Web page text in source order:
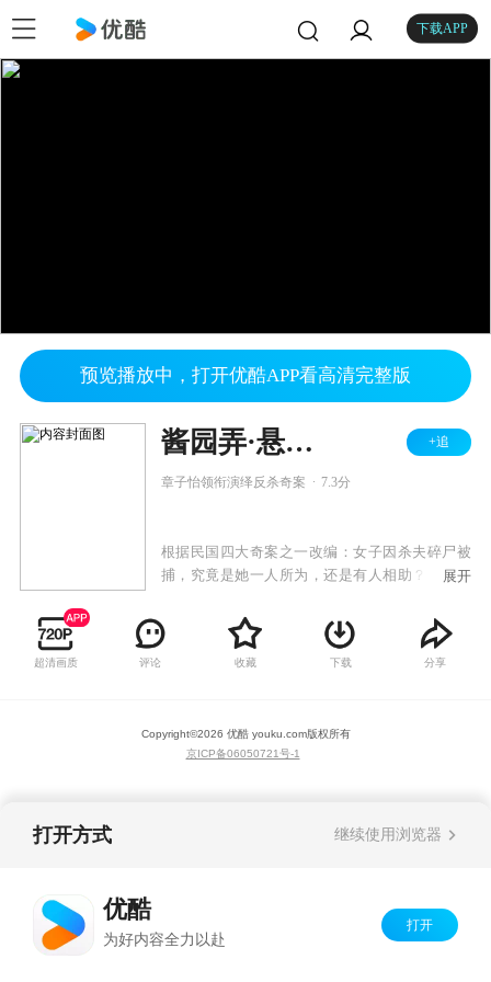
下载APP
预览播放中，打开优酷APP看高清完整版
酱园弄·悬案 字幕助听版 +追
章子怡领衔演绎反杀奇案 7.3分
根据民国四大奇案之一改编：女子因杀夫碎尸被
捕，究竟是她一人所为，还是有人相助？铁证如
酱园弄惊现骇人血案，瘦弱女子詹周氏（章子怡
饰）手刃亲夫“大块头”，碎尸16块！一时间人心
激荡、众说纷纭，旧时代的车轮徐徐碾过，案件
本剧无障碍版本由果不其然无障碍科技（苏州）
有限公司制作；制片人：杨春白雪；审稿：胡晓
展开
超清画质 评论 收藏 下载 分享
Copyright©2026 优酷 youku.com版权所有
京ICP备06050721号-1
打开方式 继续使用浏览器
优酷
为好内容全力以赴
打开